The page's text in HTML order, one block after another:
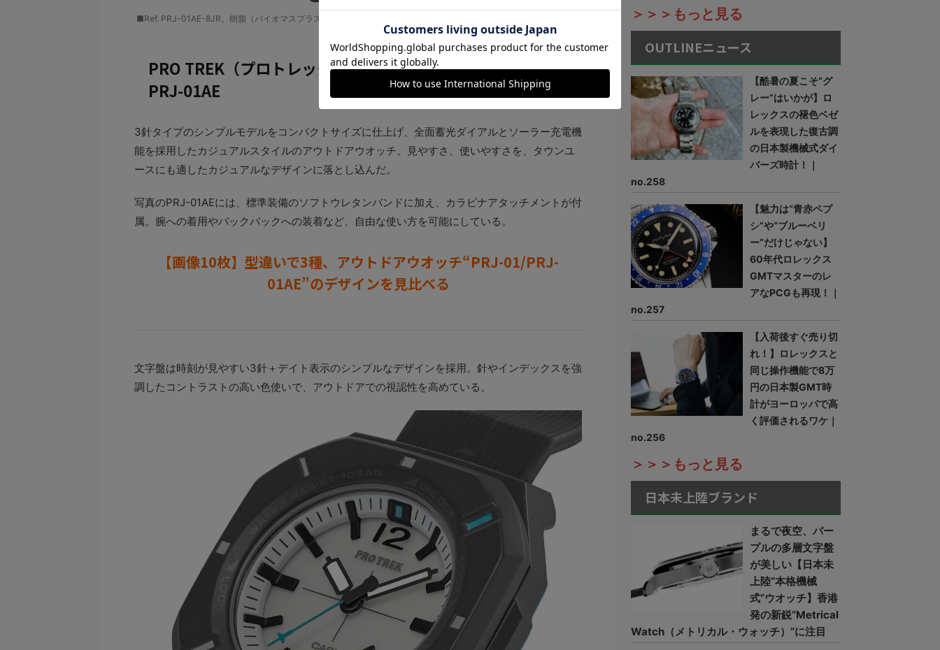
■Ref. PRJ-01AE-8JR。樹脂（バイオマスプラスチック／44.4×39.1mmサイズ）。10気圧防水。ソーラー。3万1350
PRO TREK（プロトレック）
PRJ-01AE
3針タイプのシンプルモデルをコンパクトサイズに仕上げ、全面蓄光ダイアルとソーラー充電機
能を採用したカジュアルスタイルのアウトドアウオッチ。見やすさ、使いやすさを、タウンユ
ースにも適したカジュアルなデザインに落とし込んだ。
写真のPRJ-01AEには、標準装備のソフトウレタンバンドに加え、カラビナアタッチメントが付
属。腕への着用やバックパックへの装着など、自由な使い方を可能にしている。
【画像10枚】型違いで3種、アウトドアウオッチ“PRJ-01/PRJ-
01AE”のデザインを見比べる
文字盤は時刻が見やすい3針＋デイト表示のシンプルなデザインを採用。針やインデックスを強
調したコントラストの高い色使いで、アウトドアでの視認性を高めている。
＞＞＞もっと見る
OUTLINEニュース
【酷暑の夏こそ“グ
レー”はいかが】ロ
レックスの褪色ベゼ
ルを表現した復古調
の日本製機械式ダイ
バーズ時計！｜
no.258
【魅力は“青赤ペプ
シ”や“ブルーベリ
ー”だけじゃない】
60年代ロレックス
GMTマスターのレ
アなPCGも再現！｜
no.257
【入荷後すぐ売り切
れ！】ロレックスと
同じ操作機能で8万
円の日本製GMT時
計がヨーロッパで高
く評価されるワケ｜
no.256
＞＞＞もっと見る
日本未上陸ブランド
まるで夜空、パー
プルの多層文字盤
が美しい【日本未
上陸“本格機械
式”ウオッチ】香港
発の新鋭“Metrical
Watch（メトリカル・ウォッチ）”に注目